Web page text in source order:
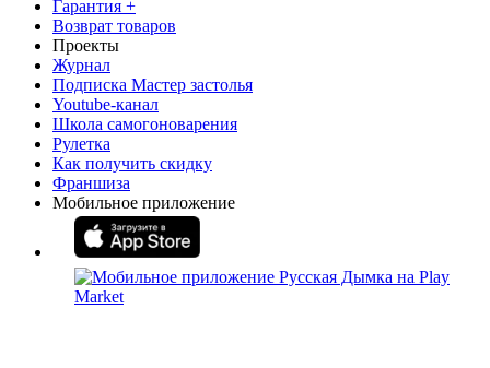
Гарантия +
Возврат товаров
Проекты
Журнал
Подписка Мастер застолья
Youtube-канал
Школа самогоноварения
Рулетка
Как получить скидку
Франшиза
Мобильное приложение